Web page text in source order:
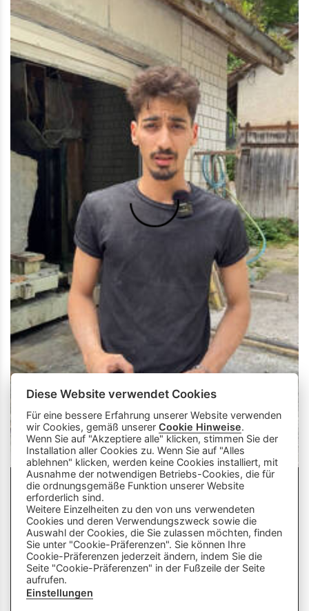
Stelle mir hier Fragen zu
Lehrberufen und zeige mir Videos.
Beispiele: «Zeige mir Videos von
info
Dieser Chatbot wird von Künstlicher
Intelligenz unterstützt. Er wertet unsere
Plattform aus und nutzt externe Quellen.
Der Chatbot kann Fehler machen oder
ungenaue Informationen liefern. Bitte
Diese Website verwendet Cookies
Für eine bessere Erfahrung unserer Website verwenden
wir Cookies, gemäß unsererCookie Hinweise.
Wenn Sie auf "Akzeptiere alle" klicken, stimmen Sie der
Installation aller Cookies zu. Wenn Sie auf "Alles
ablehnen" klicken, werden keine Cookies installiert, mit
Ausnahme der notwendigen Betriebs-Cookies, die für
die ordnungsgemäße Funktion unserer Website
erforderlich sind.
Weitere Einzelheiten zu den von uns verwendeten
Cookies und deren Verwendungszweck sowie die
Auswahl der Cookies, die Sie zulassen möchten, finden
Sie unter "Cookie-Präferenzen". Sie können Ihre
Cookie-Präferenzen jederzeit ändern, indem Sie die
Seite "Cookie-Präferenzen" in der Fußzeile der Seite
aufrufen.
Einstellungen